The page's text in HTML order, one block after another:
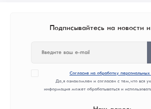
Подписывайтесь на новости
Согласие на обработку
Да, я ознакомлен и согласен с тем, что вся
информация может обрабатываться и